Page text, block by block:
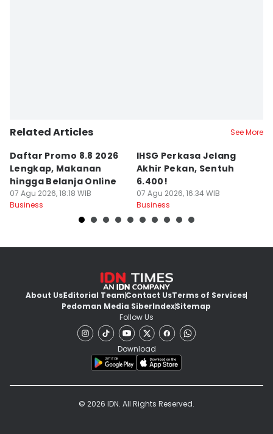
Related Articles See More
Daftar Promo 8.8 2026
Lengkap, Makanan
hingga Belanja Online
07 Agu 2026, 18:18 WIB
Business
IHSG Perkasa Jelang
Akhir Pekan, Sentuh
6.400!
07 Agu 2026, 16:34 WIB
Business
About UsEditorial TeamContact UsTerms of Services
Pedoman Media SiberIndexSitemap
Follow Us
Download
© 2026 IDN. All Rights Reserved.